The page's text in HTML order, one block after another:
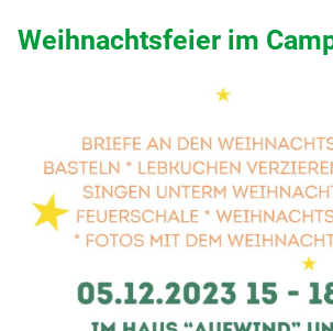
Weihnachtsfeier im